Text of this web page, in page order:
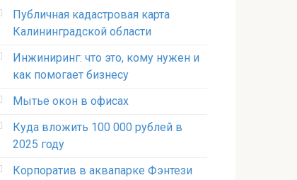
Публичная кадастровая карта
Калининградской области
Инжиниринг: что это, кому нужен и
как помогает бизнесу
Мытье окон в офисах
Куда вложить 100 000 рублей в
2025 году
Корпоратив в аквапарке Фэнтези